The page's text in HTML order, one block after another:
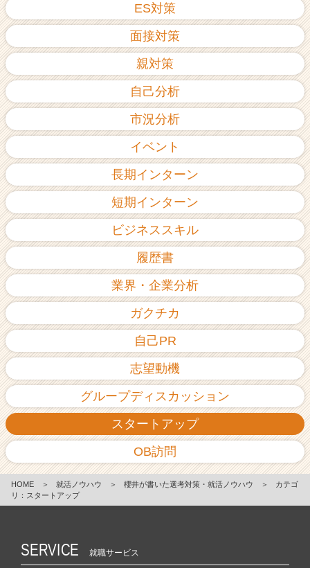
r
a
e
r）
ES対策
面接対策
親対策
自己分析
市況分析
イベント
長期インターン
短期インターン
ビジネススキル
履歴書
業界・企業分析
ガクチカ
自己PR
志望動機
グループディスカッション
スタートアップ
OB訪問
HOME ＞ 就活ノウハウ ＞ 櫻井が書いた選考対策・就活ノウハウ ＞
カテゴ
リ：スタートアップ
SERVICE 就職サービス